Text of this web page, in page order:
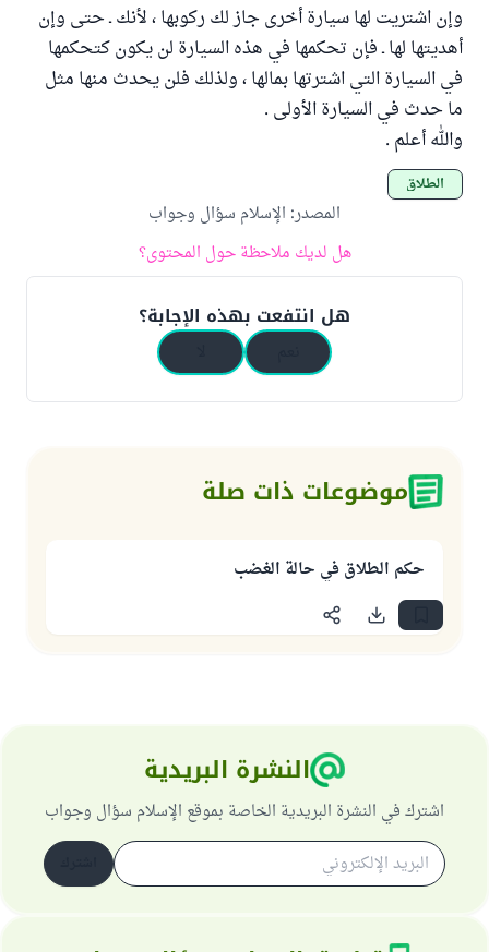
وإن اشتريت لها سيارة أخرى جاز لك ركوبها ، لأنك ـ حتى وإن
أهديتها لها ـ فإن تحكمها في هذه السيارة لن يكون كتحكمها
في السيارة التي اشترتها بمالها ، ولذلك فلن يحدث منها مثل
ما حدث في السيارة الأولى .
والله أعلم .
الطلاق
المصدر: الإسلام سؤال وجواب
هل لديك ملاحظة حول المحتوى؟
هل انتفعت بهذه الإجابة؟
موضوعات ذات صلة
حكم الطلاق في حالة الغضب
النشرة البريدية
اشترك في النشرة البريدية الخاصة بموقع الإسلام سؤال وجواب